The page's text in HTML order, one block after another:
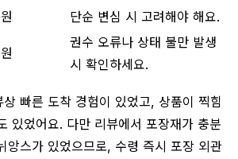
단순 변심 시 고려해야 해요.
권수 오류나 상태 불만 발생
시 확인하세요.
빠른 도착 경험이 있었고, 상품이 찍힘
있었어요. 다만 리뷰에서 포장재가 충분
앙스가 있었으므로, 수령 즉시 포장 외관